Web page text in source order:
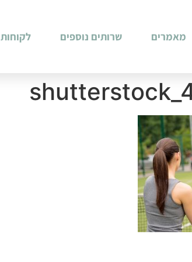
מאמרים שרותים נוספים לקוחות